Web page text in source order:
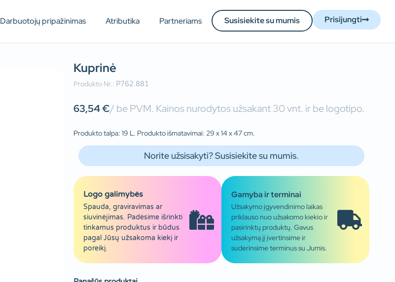
Darbuotojų pripažinimas Atributika Partneriams Susisiekite su mumis Prisijungti
Kuprinė
Produkto Nr.: P762.881
63,54€/ be PVM. Kainos nurodytos užsakant 30 vnt. ir be logotipo.
Produkto talpa: 19 L. Produkto išmatavimai: 29 x 14 x 47 cm.
Norite užsisakyti? Susisiekite su mumis.
Logo galimybės
Spauda, graviravimas ar
siuvinėjimas. Padėsime išrinkti
tinkamus produktus ir būdus
pagal Jūsų užsakoma kiekį ir
poreikį.
Gamyba ir terminai
Užsakymo įgyvendinimo laikas
priklauso nuo užsakomo kiekio ir
pasirinktų produktų. Gavus
užsakymą jį įvertinsime ir
suderinsime terminus su Jumis.